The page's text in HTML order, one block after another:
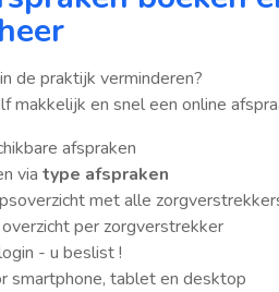
de praktijk verminderen?
makkelijk en snel een online
afspraken
via type afspraken
met alle
per zorgverstrekker
- u beslist !
smartphone, tablet en desktop